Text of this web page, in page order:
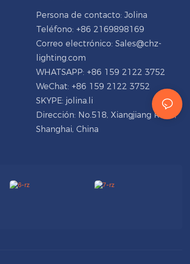
Persona de contacto: Jolina
Teléfono: +86 2169898169
Correo electrónico: Sales@chz-
lighting.com
WHATSAPP: +86 159 2122 3752
WeChat: +86 159 2122 3752
SKYPE: jolina.li
Dirección: No.518, Xiangjiang Road,
Shanghai, China